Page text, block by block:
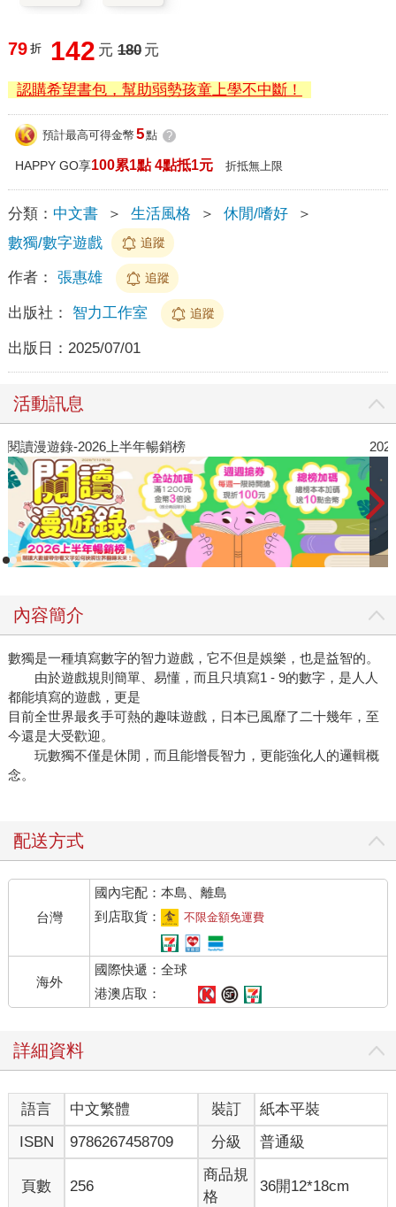
79 折 142 元 180 元
認購希望書包，幫助弱勢孩童上學不中斷！
預計最高可得金幣 5點 ?
HAPPY GO享100累1點 4點抵1元 折抵無上限
分類： 中文書 ＞ 生活風格 ＞ 休閒/嗜好
＞
數獨/數字遊戲
追蹤
作者： 張惠雄 追蹤
出版社： 智力工作室 追蹤
出版日： 2025/07/01
活動訊息
閱讀漫遊錄-2026上半年暢銷榜
內容簡介
數獨是一種填寫數字的智力遊戲，它不但是娛樂，也是益智的。
由於遊戲規則簡單、易懂，而且只填寫1 - 9的數字，是人人
都能填寫的遊戲，更是
目前全世界最炙手可熱的趣味遊戲，日本已風靡了二十幾年，至
今還是大受歡迎。
玩數獨不僅是休閒，而且能增長智力，更能強化人的邏輯概
念。
配送方式
台灣
國內宅配：本島、離島
到店取貨：
不限金額免運費
海外
國際快遞：全球
港澳店取：
詳細資料
語言 中文繁體 裝訂
紙本平裝
ISBN
9786267458709 分級 普通級
頁數 256
商品規
格
36開12*18cm